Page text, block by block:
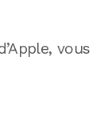
vous